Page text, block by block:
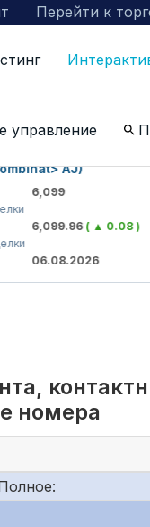
Перейти к
управление
по
AJ)
6,099
6,099.96( ▲ 0.08 )
06.08.2026
номера